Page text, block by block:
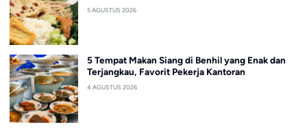
5 AGUSTUS 2026
5 Tempat Makan Siang di Benhil yang Enak dan
Terjangkau, Favorit Pekerja Kantoran
4 AGUSTUS 2026